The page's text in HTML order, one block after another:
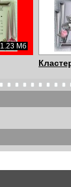
1.23 Мб